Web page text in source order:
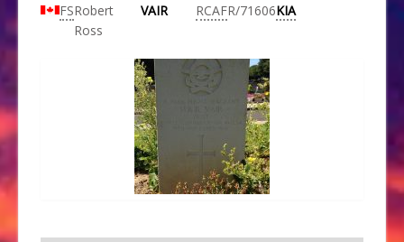
FSRobert
Ross
VAIR RCAFR/71606KIA